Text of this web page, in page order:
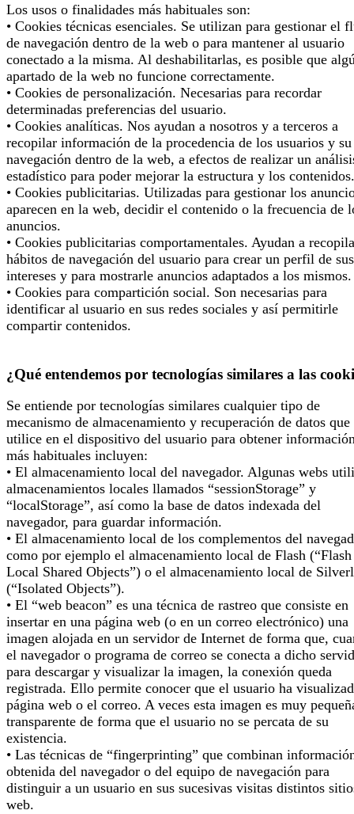
Los usos o finalidades más habituales son:
• Cookies técnicas esenciales. Se utilizan para gestionar el
de navegación dentro de la web o para mantener al usuario
conectado a la misma. Al deshabilitarlas, es posible que
apartado de la web no funcione correctamente.
• Cookies de personalización. Necesarias para recordar
determinadas preferencias del usuario.
• Cookies analíticas. Nos ayudan a nosotros y a terceros a
recopilar información de la procedencia de los usuarios y su
navegación dentro de la web, a efectos de realizar un
estadístico para poder mejorar la estructura y los contenidos.
• Cookies publicitarias. Utilizadas para gestionar los
aparecen en la web, decidir el contenido o la frecuencia de
anuncios.
• Cookies publicitarias comportamentales. Ayudan a
hábitos de navegación del usuario para crear un perfil de sus
intereses y para mostrarle anuncios adaptados a los mismos.
• Cookies para compartición social. Son necesarias para
identificar al usuario en sus redes sociales y así permitirle
compartir contenidos.
¿Qué entendemos por tecnologías similares a las
Se entiende por tecnologías similares cualquier tipo de
mecanismo de almacenamiento y recuperación de datos que
utilice en el dispositivo del usuario para obtener
más habituales incluyen:
• El almacenamiento local del navegador. Algunas webs
almacenamientos locales llamados “sessionStorage” y
“localStorage”, así como la base de datos indexada del
navegador, para guardar información.
• El almacenamiento local de los complementos del
como por ejemplo el almacenamiento local de Flash (“Flash
Local Shared Objects”) o el almacenamiento local de
(“Isolated Objects”).
• El “web beacon” es una técnica de rastreo que consiste en
insertar en una página web (o en un correo electrónico) una
imagen alojada en un servidor de Internet de forma que,
el navegador o programa de correo se conecta a dicho
para descargar y visualizar la imagen, la conexión queda
registrada. Ello permite conocer que el usuario ha
página web o el correo. A veces esta imagen es muy
transparente de forma que el usuario no se percata de su
existencia.
• Las técnicas de “fingerprinting” que combinan
obtenida del navegador o del equipo de navegación para
distinguir a un usuario en sus sucesivas visitas distintos
web.